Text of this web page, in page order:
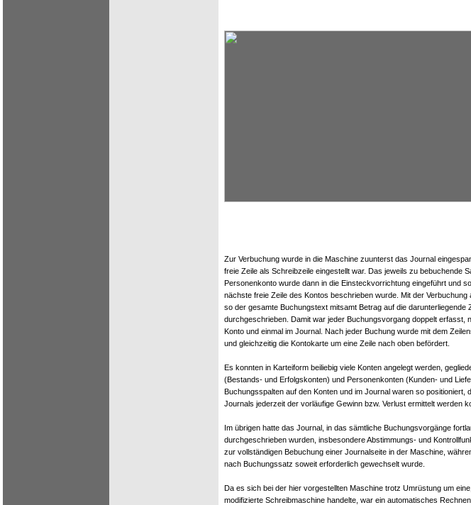
Zur Verbuchung wurde in die Maschine zuunterst das Journal
freie Zeile als Schreibzeile eingestellt war. Das jeweils zu bebuchende
Personenkonto wurde dann in die Einsteckvorrichtung eingeführt und
nächste freie Zeile des Kontos beschrieben wurde. Mit der Verbuchung
so der gesamte Buchungstext mitsamt Betrag auf die darunterliegende
durchgeschrieben. Damit war jeder Buchungsvorgang doppelt erfasst,
Konto und einmal im Journal. Nach jeder Buchung wurde mit dem
und gleichzeitig die Kontokarte um eine Zeile nach oben befördert.
Es konnten in Karteiform beiliebig viele Konten angelegt werden,
(Bestands- und Erfolgskonten) und Personenkonten (Kunden- und
Buchungsspalten auf den Konten und im Journal waren so positioniert,
Journals jederzeit der vorläufige Gewinn bzw. Verlust ermittelt werden
Im übrigen hatte das Journal, in das sämtliche Buchungsvorgänge
durchgeschrieben wurden, insbesondere Abstimmungs- und
zur vollständigen Bebuchung einer Journalseite in der Maschine,
nach Buchungssatz soweit erforderlich gewechselt wurde.
Da es sich bei der hier vorgestellten Maschine trotz Umrüstung um
modifizierte Schreibmaschine handelte, war ein automatisches